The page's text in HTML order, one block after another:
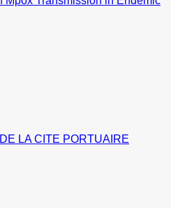
LA CITE PORTUAIRE